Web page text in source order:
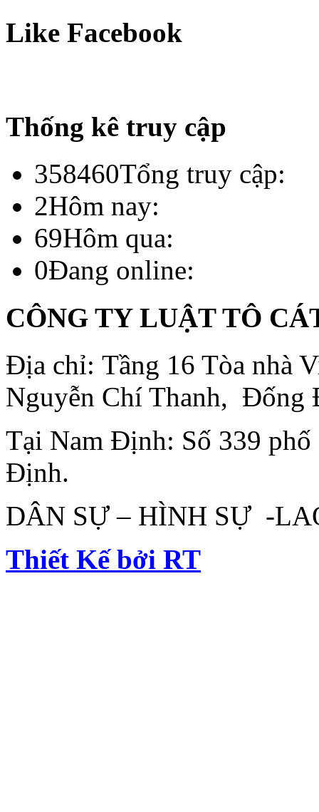
Like Facebook
Thống kê truy cập
358460Tổng truy cập:
2Hôm nay:
69Hôm qua:
0Đang online:
CÔNG TY LUẬT TÔ
Địa chỉ: Tầng 16 Tòa nhà
Nguyễn Chí Thanh, Đống
Tại Nam Định: Số 339 phố
Định.
DÂN SỰ – HÌNH SỰ -
Thiết Kế bởi RT